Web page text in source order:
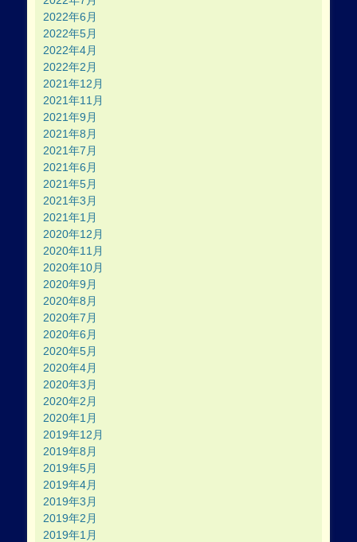
2022年6月
2022年5月
2022年4月
2022年2月
2021年12月
2021年11月
2021年9月
2021年8月
2021年7月
2021年6月
2021年5月
2021年3月
2021年1月
2020年12月
2020年11月
2020年10月
2020年9月
2020年8月
2020年7月
2020年6月
2020年5月
2020年4月
2020年3月
2020年2月
2020年1月
2019年12月
2019年8月
2019年5月
2019年4月
2019年3月
2019年2月
2019年1月